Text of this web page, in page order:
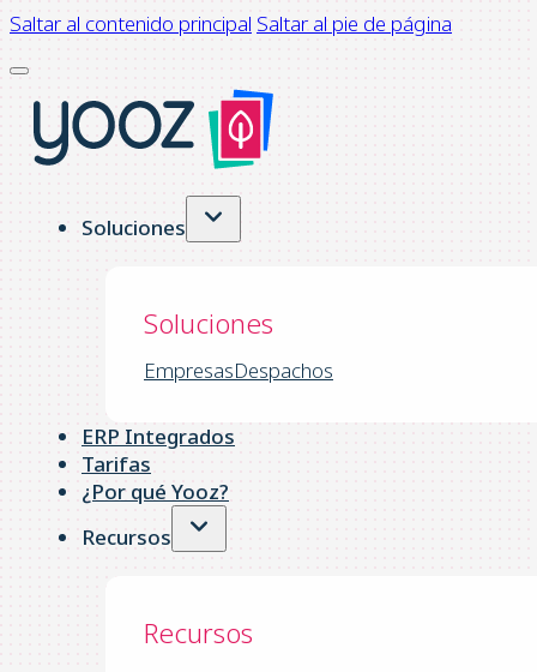
Saltar al contenido principal Saltar al pie de página
Soluciones
Soluciones
EmpresasDespachos
ERP Integrados
Tarifas
¿Por qué Yooz?
Recursos
Recursos